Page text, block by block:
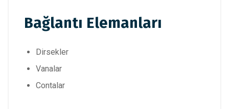
Bağlantı Elemanları
Dirsekler
Vanalar
Contalar